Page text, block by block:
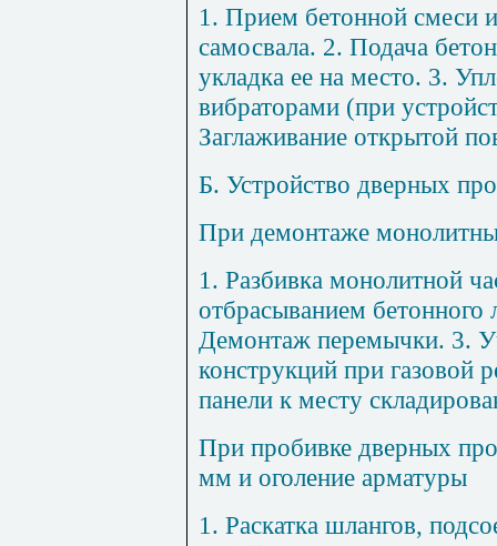
1 . Прием бетонной смеси
самосвала. 2. Подача
укладка ее на место. 3.
вибраторами (при
Заглаживание открытой
Б. Устройство дверных
При демонтаже
1 . Разбивка монолитной
отбрасыванием
Демонтаж перемычки. 3.
конструкций при газовой
панели к месту
При пробивке дверных
мм и оголение арматуры
1 . Раскатка шлангов,